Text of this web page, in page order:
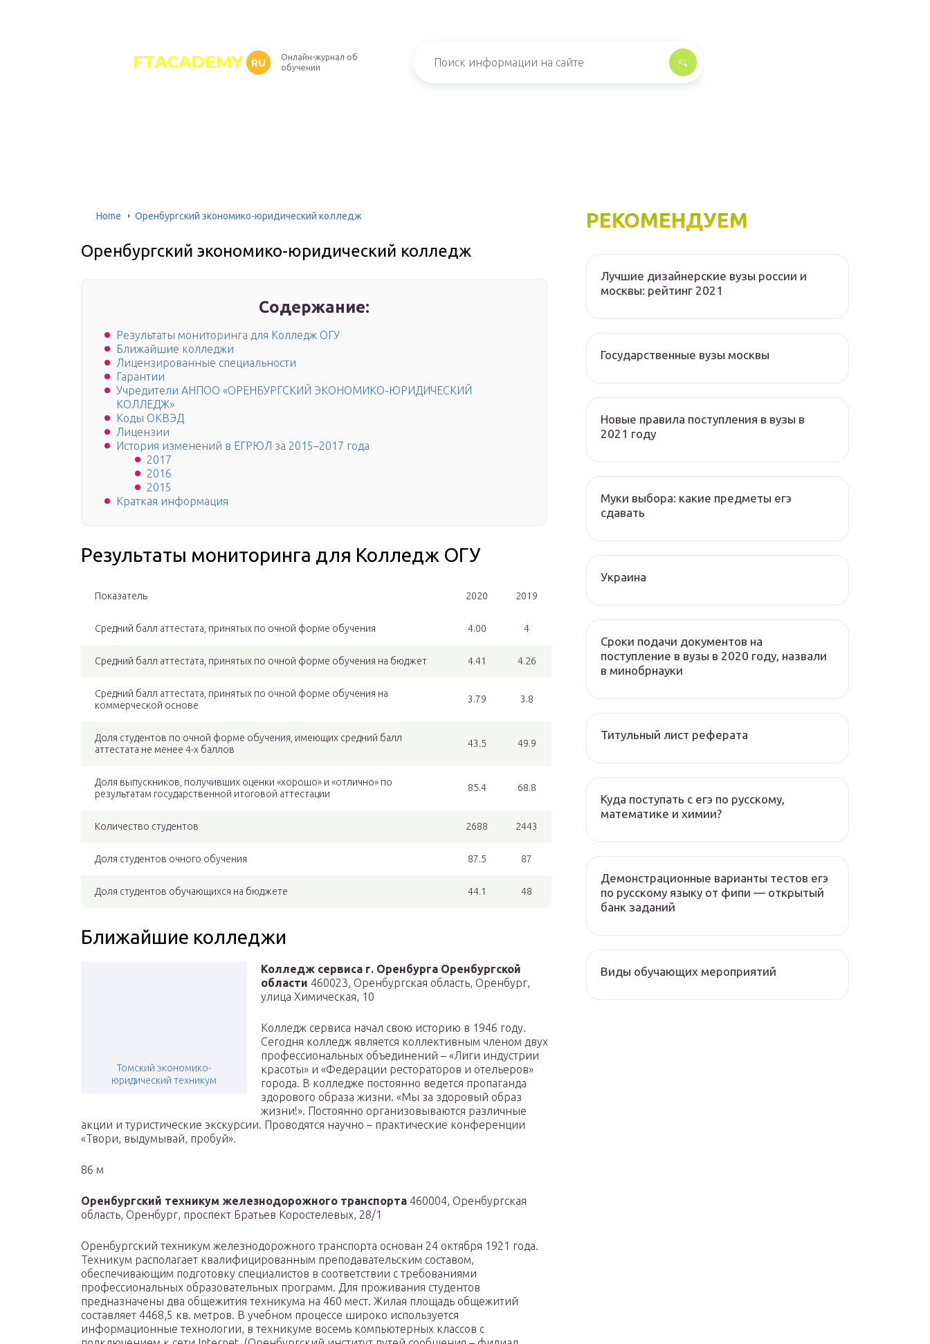
FTACADEMY RU
Онлайн-журнал об
обучении
Home Оренбургский экономико-юридический колледж
Оренбургский экономико-юридический колледж
Содержание:
Результаты мониторинга для Колледж ОГУ
Ближайшие колледжи
Лицензированные специальности
Гарантии
Учредители АНПОО «ОРЕНБУРГСКИЙ ЭКОНОМИКО-ЮРИДИЧЕСКИЙ
КОЛЛЕДЖ»
Коды ОКВЭД
Лицензии
История изменений в ЕГРЮЛ за 2015–2017 года
2017
2016
2015
Краткая информация
Результаты мониторинга для Колледж ОГУ
Показатель 2020 2019
Средний балл аттестата, принятых по очной форме обучения 4.00 4
Средний балл аттестата, принятых по очной форме обучения на бюджет 4.41 4.26
Средний балл аттестата, принятых по очной форме обучения на
коммерческой основе
3.79 3.8
Доля студентов по очной форме обучения, имеющих средний балл
аттестата не менее 4-х баллов
43.5 49.9
Доля выпускников, получивших оценки «хорошо» и «отлично» по
результатам государственной итоговой аттестации
85.4 68.8
Количество студентов 2688 2443
Доля студентов очного обучения 87.5 87
Доля студентов обучающихся на бюджете 44.1 48
Ближайшие колледжи
Томский экономико-
юридический техникум
Колледж сервиса г. Оренбурга Оренбургской
области 460023, Оренбургская область, Оренбург,
улица Химическая, 10
Колледж сервиса начал свою историю в 1946 году.
Сегодня колледж является коллективным членом двух
профессиональных объединений – «Лиги индустрии
красоты» и «Федерации рестораторов и отельеров»
города. В колледже постоянно ведется пропаганда
здорового образа жизни. «Мы за здоровый образ
жизни!». Постоянно организовываются различные
акции и туристические экскурсии. Проводятся научно – практические конференции
«Твори, выдумывай, пробуй».
86 м
Оренбургский техникум железнодорожного транспорта 460004, Оренбургская
область, Оренбург, проспект Братьев Коростелевых, 28/1
Оренбургский техникум железнодорожного транспорта основан 24 октября 1921 года.
Техникум располагает квалифицированным преподавательским составом,
обеспечивающим подготовку специалистов в соответствии с требованиями
профессиональных образовательных программ. Для проживания студентов
предназначены два общежития техникума на 460 мест. Жилая площадь общежитий
составляет 4468,5 кв. метров. В учебном процессе широко используется
информационные технологии, в техникуме восемь компьютерных классов с
РЕКОМЕНДУЕМ
Лучшие дизайнерские вузы россии и
москвы: рейтинг 2021
Государственные вузы москвы
Новые правила поступления в вузы в
2021 году
Муки выбора: какие предметы егэ
сдавать
Украина
Сроки подачи документов на
поступление в вузы в 2020 году, назвали
в минобрнауки
Титульный лист реферата
Куда поступать с егэ по русскому,
математике и химии?
Демонстрационные варианты тестов егэ
по русскому языку от фипи — открытый
банк заданий
Виды обучающих мероприятий